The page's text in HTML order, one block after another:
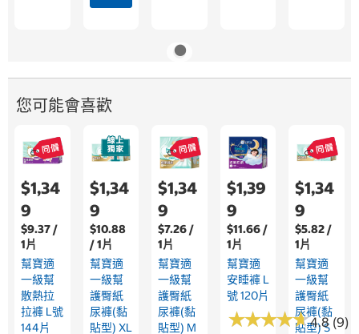
您可能會喜歡
$1,34
9
$9.37 /
1片
幫寶適
一級幫
散熱拉
拉褲 L號
144片
$1,34
9
$10.88
/ 1片
幫寶適
一級幫
護臀紙
尿褲(黏
貼型) XL
$1,34
9
$7.26 /
1片
幫寶適
一級幫
護臀紙
尿褲(黏
貼型) M
$1,39
9
$11.66 /
1片
幫寶適
安睡褲 L
號 120片
★★★★★
★★★★★4.8 (9)
$1,34
9
$5.82 /
1片
幫寶適
一級幫
護臀紙
尿褲(黏
貼型) S